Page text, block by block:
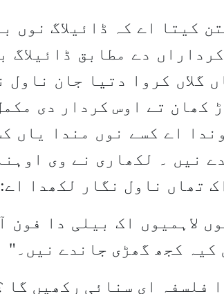
کیتا اے کہ ڈائیلاگ نوں
دے مطابق ڈائیلاگ
گلاں کروا دتیا جان
کھان تے اوس کردار دی
اے کسے نوں مندا یاں
نیں ۔ لکھاری نے وی
تھاں ناول نگار لکھدا اے:
لاہمیوں اک بیلی دا فون
کجھ گھڑی جاندے نیں۔ "
فلسفہ ای سنائی رکھیں گا